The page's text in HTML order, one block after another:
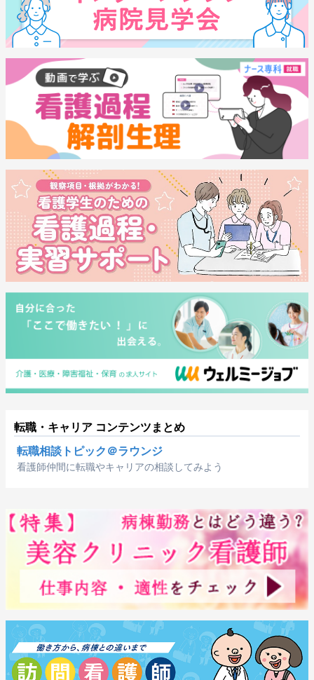
転職・キャリア コンテンツまとめ
転職相談トピック＠ラウンジ
看護師仲間に転職やキャリアの相談してみよう